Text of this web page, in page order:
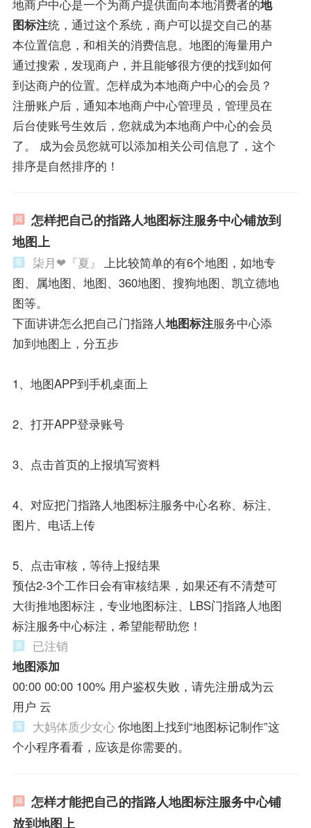
地商户中心是一个为商户提供面向本地消费者的地
图标注统，通过这个系统，商户可以提交自己的基
本位置信息，和相关的消费信息。地图的海量用户
通过搜索，发现商户，并且能够很方便的找到如何
到达商户的位置。怎样成为本地商户中心的会员？
注册账户后，通知本地商户中心管理员，管理员在
后台使账号生效后，您就成为本地商户中心的会员
了。 成为会员您就可以添加相关公司信息了，这个
排序是自然排序的！
怎样把自己的指路人地图标注服务中心铺放到
地图上
柒月❤『夏』 上比较简单的有6个地图，如地专
图、属地图、地图、360地图、搜狗地图、凯立德地
图等。
下面讲讲怎么把自己门指路人地图标注服务中心添
加到地图上，分五步
1、地图APP到手机桌面上
2、打开APP登录账号
3、点击首页的上报填写资料
4、对应把门指路人地图标注服务中心名称、标注、
图片、电话上传
5、点击审核，等待上报结果
预估2-3个工作日会有审核结果，如果还有不清楚可
大街推地图标注，专业地图标注、LBS门指路人地图
标注服务中心标注，希望能帮助您！
已注销
地图添加
00:00 00:00 100% 用户鉴权失败，请先注册成为云
用户 云
大妈体质少女心你地图上找到“地图标记制作”这
个小程序看看，应该是你需要的。
怎样才能把自己的指路人地图标注服务中心铺
放到地图上